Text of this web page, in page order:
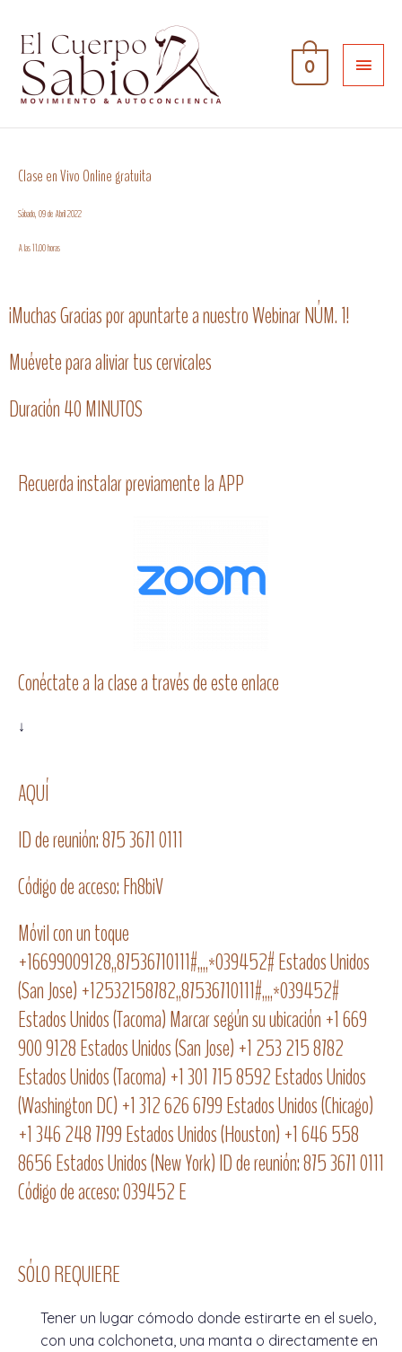
0
Clase en Vivo Online gratuita
Sábado, 09 de Abril 2022
A las 11.00 horas
¡Muchas Gracias por apuntarte a nuestro Webinar NÚM. 1!
Muévete para aliviar tus cervicales
Duración 40 MINUTOS
Recuerda instalar previamente la APP
Conéctate a la clase a través de este enlace
↓
AQUÍ
ID de reunión: 875 3671 0111
Código de acceso: Fh8biV
Móvil con un toque
+16699009128,,87536710111#,,,,*039452# Estados Unidos
(San Jose) +12532158782,,87536710111#,,,,*039452#
Estados Unidos (Tacoma) Marcar según su ubicación +1 669
900 9128 Estados Unidos (San Jose) +1 253 215 8782
Estados Unidos (Tacoma) +1 301 715 8592 Estados Unidos
(Washington DC) +1 312 626 6799 Estados Unidos (Chicago)
+1 346 248 7799 Estados Unidos (Houston) +1 646 558
8656 Estados Unidos (New York) ID de reunión: 875 3671 0111
Código de acceso: 039452 E
SÓLO REQUIERE
Tener un lugar cómodo donde estirarte en el suelo,
con una colchoneta, una manta o directamente en